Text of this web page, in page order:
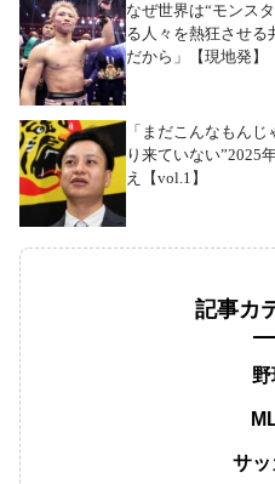
なぜ世界は“モンス
る人々を熱狂させる
だから」【現地発】
「まだこんなもん
り来ていない”2025
え【vol.1】
記事カ
サ